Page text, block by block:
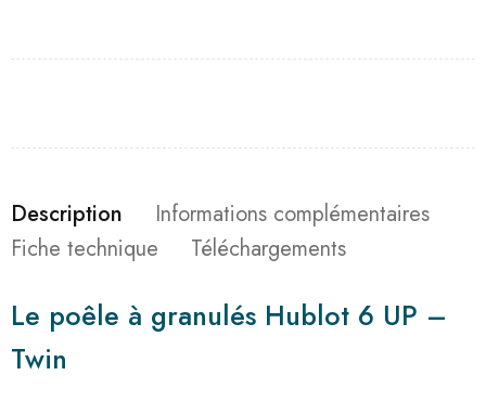
Description
Informations complémentaires
Fiche technique
Téléchargements
Le poêle à granulés Hublot 6 UP –
Twin